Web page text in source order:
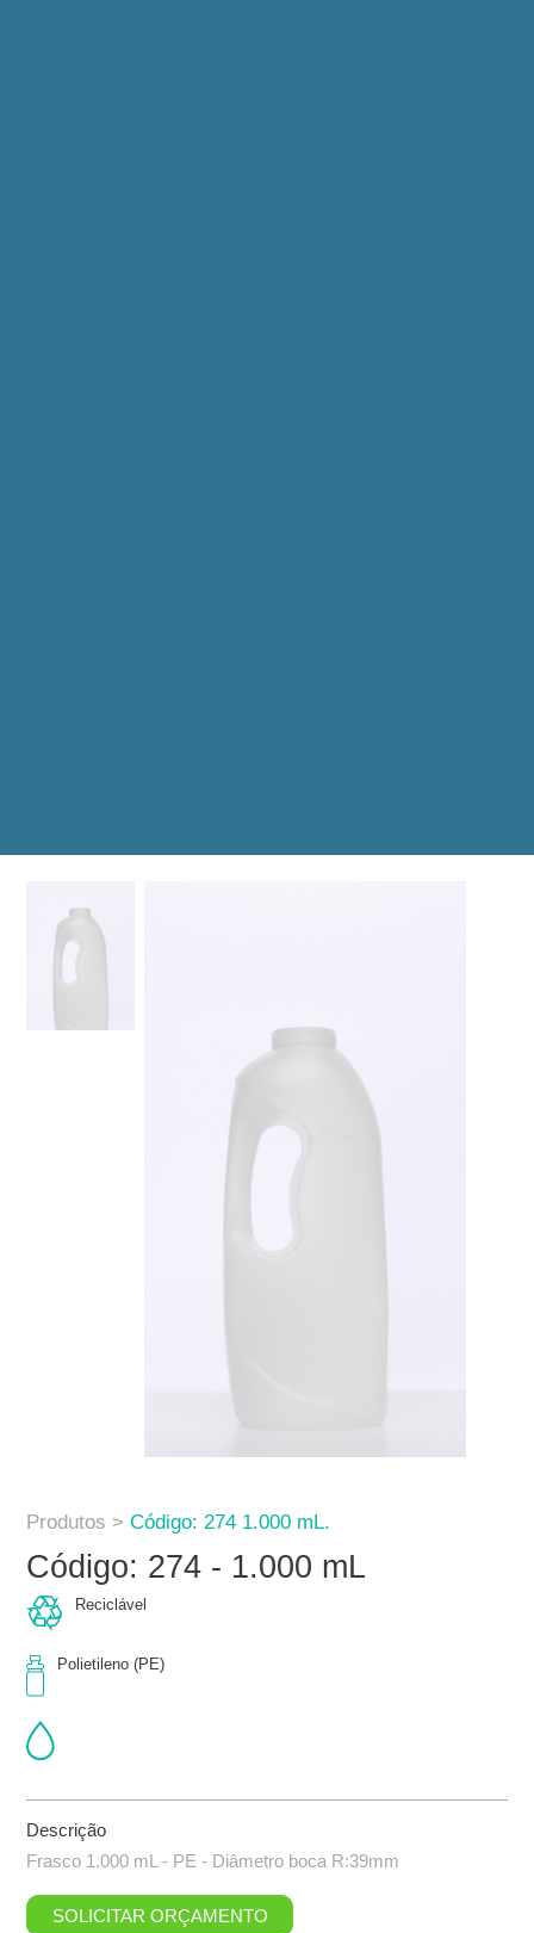
Produtos >Código: 274 1.000 mL.
Código: 274 - 1.000 mL
Reciclável
Polietileno (PE)
Descrição
Frasco 1.000 mL - PE - Diâmetro boca R:39mm
SOLICITAR ORÇAMENTO